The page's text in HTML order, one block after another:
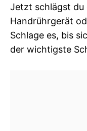
Jetzt schlägst du
Handrührgerät
Schlage es, bis
der wichtigste